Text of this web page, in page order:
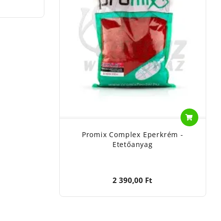
Promix Complex Eperkrém -
Etetőanyag
2 390,00 Ft